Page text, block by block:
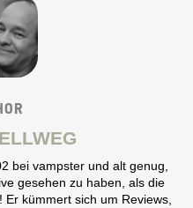
bei vampster und alt genug,
gesehen zu haben, als die
kümmert sich um Reviews,